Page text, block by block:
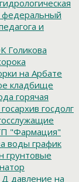
гидрологическая
федеральный
и
Голикова
на Арбате
кладбище
горячая
госархив госдолг
"Фармация"
воды график
грунтовые
Д давление на